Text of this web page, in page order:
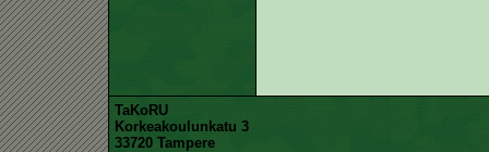
TaKoRU
Korkeakoulunkatu 3
33720 Tampere